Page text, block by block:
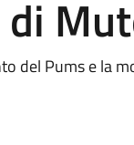
del Pums e la